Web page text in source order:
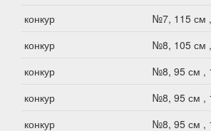
конкур
№7, 115 см
конкур
№8, 105 см ,
конкур
№8, 95 см ,
конкур
№8, 95 см ,
конкур
№8, 95 см ,